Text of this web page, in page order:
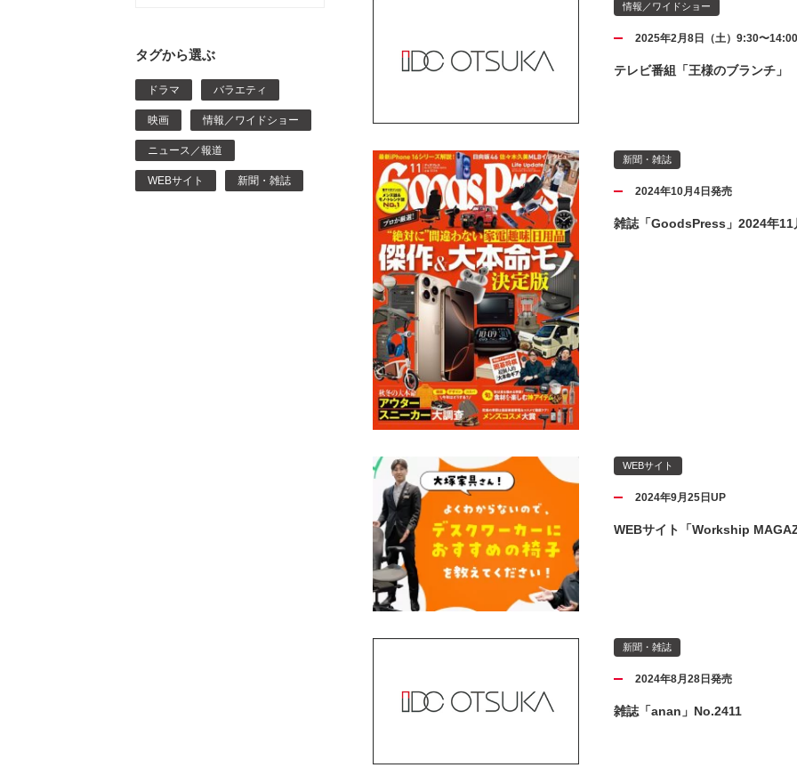
タグから選ぶ
ドラマ バラエティ
映画 情報／ワイドショー
ニュース／報道
WEBサイト 新聞・雑誌
情報／ワイドショー
2025年2月8日（土）9:30〜
テレビ番組「王様のブランチ」
新聞・雑誌
2024年10月4日発売
雑誌「GoodsPress」2024年11
WEBサイト
2024年9月25日UP
WEBサイト「Workship
新聞・雑誌
2024年8月28日発売
雑誌「anan」No.2411